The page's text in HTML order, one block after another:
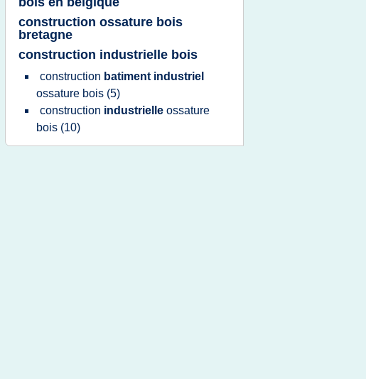
construction ossature bois
bretagne
construction industrielle bois
construction batiment industriel
ossature bois (5)
construction industrielle ossature
bois (10)